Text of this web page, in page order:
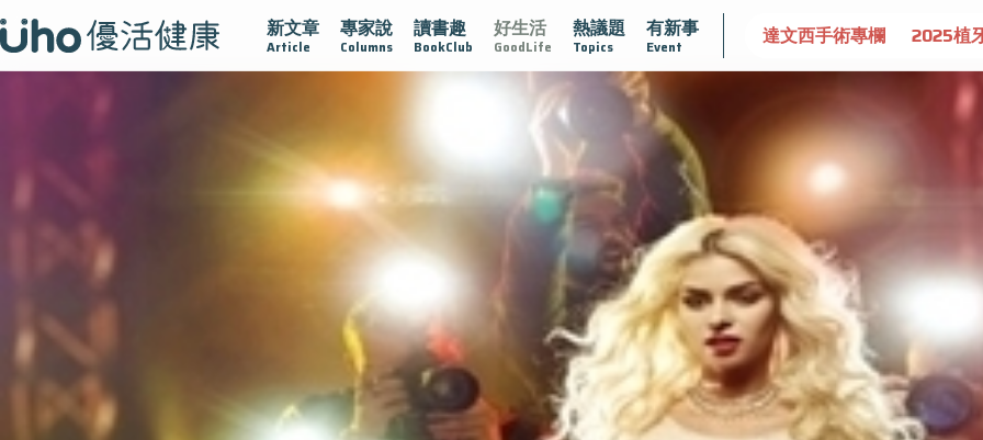
新文章
Article
專家說
Columns
讀書趣
BookClub
好生活
GoodLife
熱議題
Topics
有新事
Event
黏 守護腺在 疫情保衛戰 再生醫學 愛的未來視 認識攝護腺肥大 守護骨骼健康 達文西手術專欄 2025植